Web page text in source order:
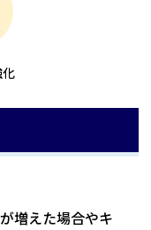
増えた場合やキ